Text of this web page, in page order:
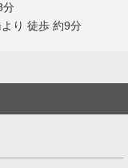
分
り 徒歩 約9分